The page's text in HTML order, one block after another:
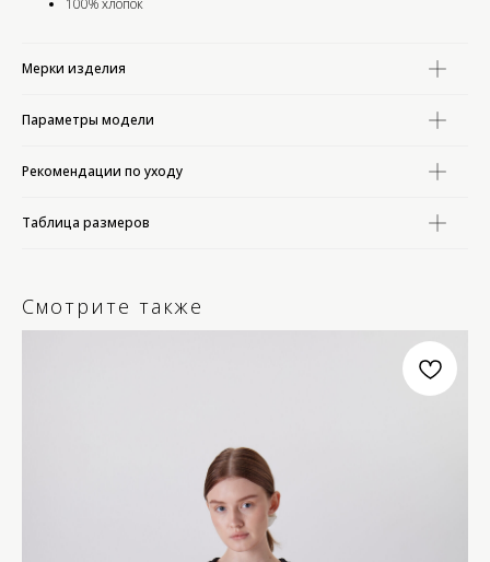
100% хлопок
Мерки изделия
Параметры модели
Рекомендации по уходу
Таблица размеров
Смотрите также